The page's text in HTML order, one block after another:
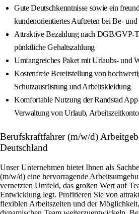
Gute Deutschkenntnisse sowie ein
kundenorientiertes Auftreten bei Be- und
Attraktive Bezahlung nach DGB/GVP-
pünktliche Gehaltszahlung
Umfangreiches Paket mit Urlaubs- und
Kostenfreie Bereitstellung von
Schutzausrüstung und Arbeitskleidung
Komfortable Nutzung der Randstad
Verwaltung von Urlaub,
Berufskraftfahrer (m/w/d)
Deutschland
Unser Unternehmen bietet Ihnen als
(m/w/d) eine hervorragende
vernetzten Umfeld, das großen Wert auf
Entwicklung legt. Profitieren Sie von
flexiblen Arbeitszeiten und der